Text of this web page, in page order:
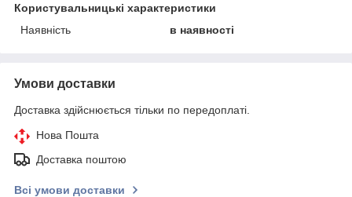
Користувальницькі характеристики
Наявність
в наявності
Умови доставки
Доставка здійснюється тільки по передоплаті.
Нова Пошта
Доставка поштою
Всі умови доставки